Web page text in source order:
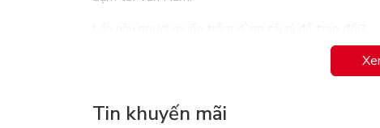
Nét chữ cứng cỏi thấm qua mặt sau trang giấy
Đoàn Bạch Nguyệt thong thả mở giấy ra, bình thản
Tin khuyến mãi